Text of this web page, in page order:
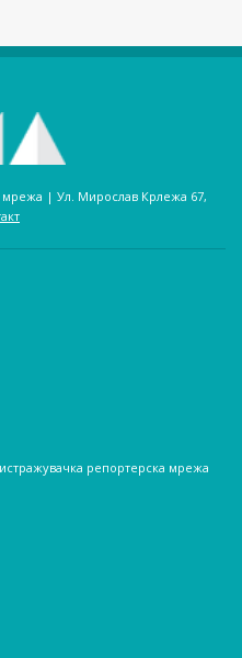
мрежа | Ул. Мирослав Крлежа 67,
репортерска мрежа